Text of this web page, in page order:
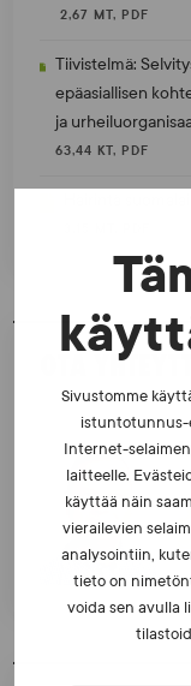
Sivustomme
istuntotunnus-
Internet-
laitteelle.
käyttää näin
vierailevien
analysointiin,
tieto on
voida sen avulla
2,67 MT, PDF
Tiivistelmä:
epäasiallisen
ja
63,44 KT, PDF
OTA YHTEYTTÄ